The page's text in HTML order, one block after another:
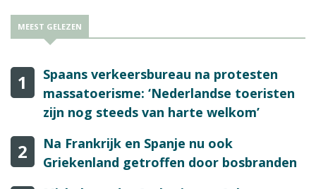
MEEST GELEZEN
1
Spaans verkeersbureau na protesten
massatoerisme: ‘Nederlandse toeristen
zijn nog steeds van harte welkom’
2
Na Frankrijk en Spanje nu ook
Griekenland getroffen door bosbranden